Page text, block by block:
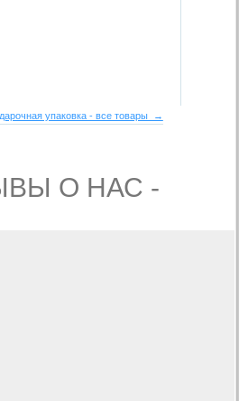
упаковка - все товары →
О НАС -